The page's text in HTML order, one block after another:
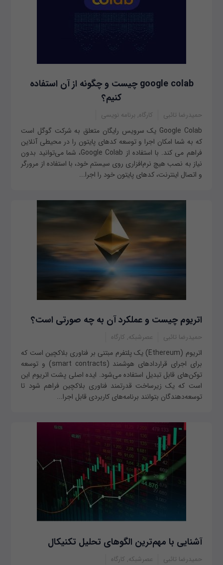
google colab چیست و چگونه از آن استفاده
کنیم؟
حمیدرضا تائبی کارگاه, برنامه نویسی
Google Colab یک سرویس رایگان متعلق به شرکت گوگل است
که به شما امکان اجرا و توسعه کدهای پایتون را در محیطی آنلاین
فراهم می کند. با استفاده از Google Colab، شما می‌توانید بدون
نیاز به نصب هیچ نرم‌افزاری روی سیستم خود، با استفاده از مرورگر
و اتصال اینترنت، کدهای پایتون خود را اجرا...
اتریوم چیست و عملکرد آن به چه صورتی است؟
حمیدرضا تائبی عصرشبکه, کارگاه
اتریوم (Ethereum) یک پلتفرم مبتنی بر فناوری بلاکچین است که
برای اجرای قراردادهای هوشمند (smart contracts) و توسعه
توکن‌های قابل تبدیل استفاده می‌شود. ایده اصلی پشت اتریوم این
است که یک زیرساخت قدرتمند فناوری بلاکچین فراهم شود تا
توسعه‌دهندگان بتوانند برنامه‌های کاربردی قابل اجرا...
آشنایی با مهم‌ترین الگوهای تحلیل تکنیکال
حمیدرضا تائبی عصرشبکه, کارگاه